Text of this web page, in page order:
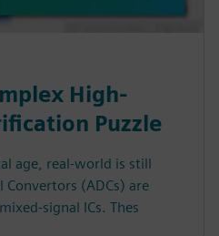
High-
Puzzle
age, real-world is still
(ADCs) are
signal ICs. Thes